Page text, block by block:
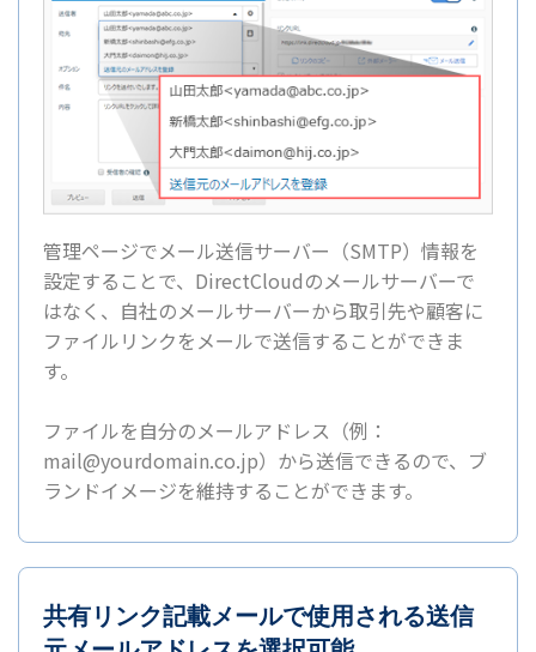
管理ページでメール送信サーバー（SMTP）情報を
設定することで、DirectCloudのメールサーバーで
はなく、自社のメールサーバーから取引先や顧客に
ファイルリンクをメールで送信することができま
す。
ファイルを自分のメールアドレス（例：
mail@yourdomain.co.jp）から送信できるので、ブ
ランドイメージを維持することができます。
共有リンク記載メールで使用される送信